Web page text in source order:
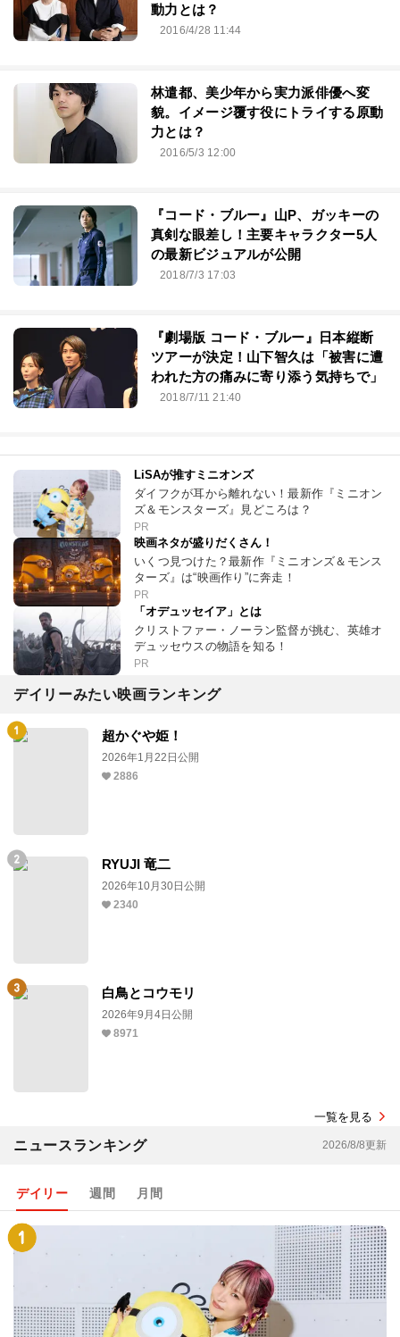
動力とは？
2016/4/28 11:44
林遣都、美少年から実力派俳優へ変
貌。イメージ覆す役にトライする原動
力とは？
2016/5/3 12:00
『コード・ブルー』山P、ガッキーの
真剣な眼差し！主要キャラクター5人
の最新ビジュアルが公開
2018/7/3 17:03
『劇場版 コード・ブルー』日本縦断
ツアーが決定！山下智久は「被害に遭
われた方の痛みに寄り添う気持ちで」
2018/7/11 21:40
LiSAが推すミニオンズ
ダイフクが耳から離れない！最新作『ミニオン
ズ＆モンスターズ』見どころは？
PR
映画ネタが盛りだくさん！
いくつ見つけた？最新作『ミニオンズ＆モンス
ターズ』は“映画作り”に奔走！
PR
「オデュッセイア」とは
クリストファー・ノーラン監督が挑む、英雄オ
デュッセウスの物語を知る！
PR
デイリーみたい映画ランキング
超かぐや姫！
2026年1月22日公開
2886
RYUJI 竜二
2026年10月30日公開
2340
白鳥とコウモリ
2026年9月4日公開
8971
一覧を見る
ニュースランキング 2026/8/8更新
デイリー 週間 月間